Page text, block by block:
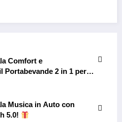
Comfort e
Portabevande 2 in 1 per
Musica in Auto con
5.0!